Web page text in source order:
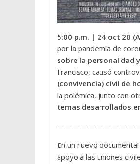
5:00 p.m. | 24 oct 20
por la pandemia de
sobre la personalidad
Francisco, causó
(convivencia) civil de
la polémica, junto con
temas desarrollados
En un nuevo
apoyo a las uniones